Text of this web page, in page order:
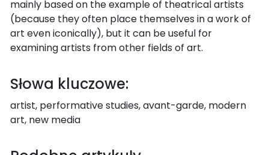
mainly based on the example of theatrical artists
(because they often place themselves in a work of
art even iconically), but it can be useful for
examining artists from other fields of art.
Słowa kluczowe:
artist, performative studies, avant-garde, modern
art, new media